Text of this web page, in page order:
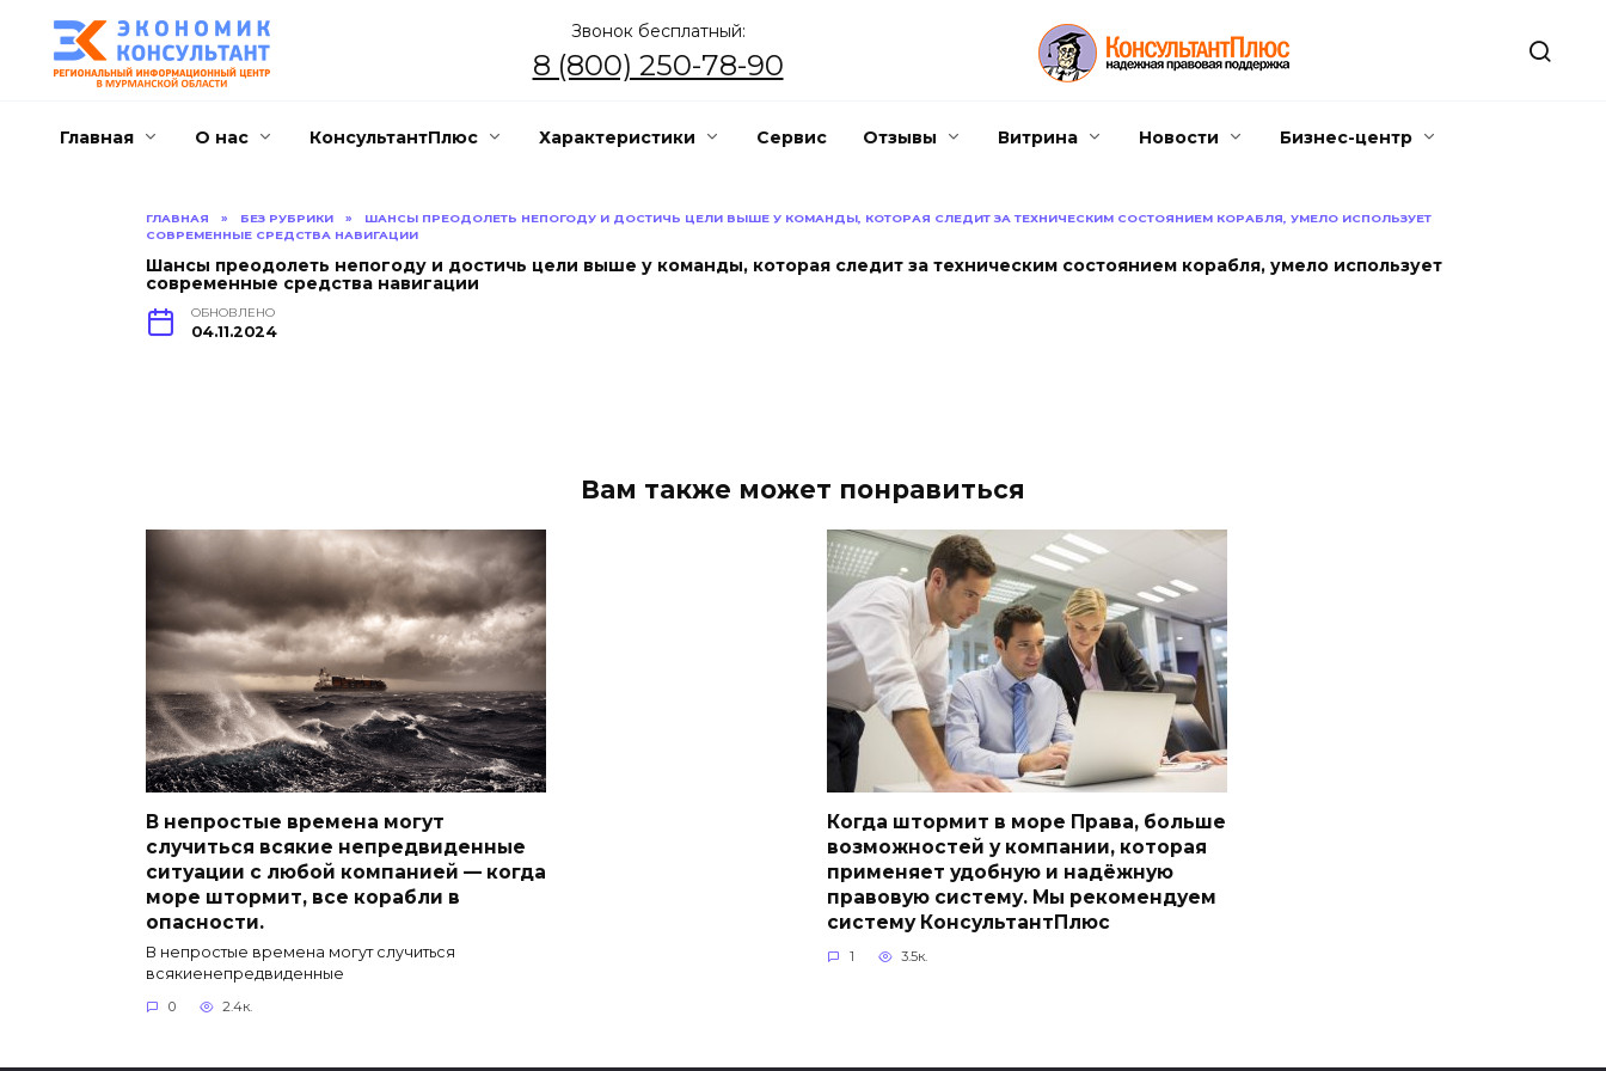
содержанию
Звонок бесплатный:
8 (800) 250-78-90
Главная О нас КонсультантПлюс Характеристики Сервис Отзывы Витрина Новости Бизнес-центр
ГЛАВНАЯ » БЕЗ РУБРИКИ »
ШАНСЫ ПРЕОДОЛЕТЬ НЕПОГОДУ И ДОСТИЧЬ ЦЕЛИ ВЫШЕ У КОМАНДЫ, КОТОРАЯ СЛЕДИТ ЗА ТЕХНИЧЕСКИМ СОСТОЯНИЕМ КОРАБЛЯ, УМЕЛО ИСПОЛЬЗУЕТ
СОВРЕМЕННЫЕ СРЕДСТВА НАВИГАЦИИ
Шансы преодолеть непогоду и достичь цели выше у команды, которая следит за техническим состоянием корабля, умело использует
современные средства навигации
ОБНОВЛЕНО
04.11.2024
Вам также может понравиться
В непростые времена могут
случиться всякие непредвиденные
ситуации с любой компанией — когда
море штормит, все корабли в
опасности.
В непростые времена могут случиться
всякиенепредвиденные
0 2.4к.
Когда штормит в море Права, больше
возможностей у компании, которая
применяет удобную и надёжную
правовую систему. Мы рекомендуем
систему КонсультантПлюс
1 3.5к.